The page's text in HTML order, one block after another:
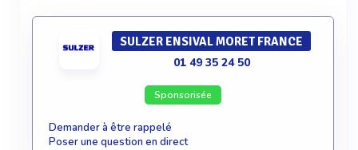
SULZER ENSIVAL MORET FRANCE
01 49 35 24 50
Sponsorisée
Demander à être rappelé
Poser une question en direct